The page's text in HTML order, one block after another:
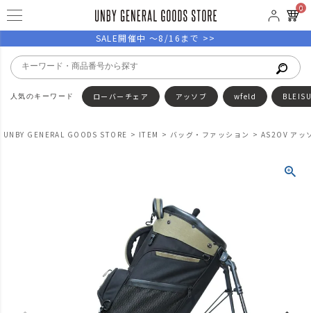
0
SALE開催中 ～8/16まで >>
ローバーチェア アッソブ wfeld
UNBY GENERAL GOODS STORE ITEM バッグ・ファッション AS2OV アッ